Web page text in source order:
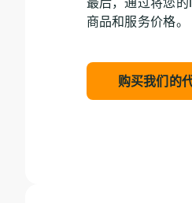
商品和服务价格。
购买我们的